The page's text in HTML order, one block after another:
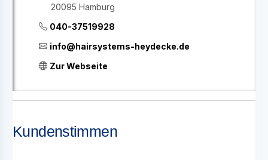
20095 Hamburg
040-37519928
info@hairsystems-heydecke.de
Zur Webseite
Kundenstimmen